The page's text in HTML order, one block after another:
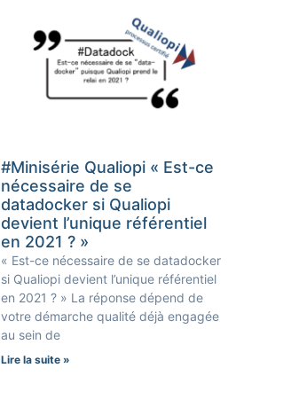
#Minisérie Qualiopi « Est-ce
nécessaire de se
datadocker si Qualiopi
devient l’unique référentiel
en 2021 ? »
« Est-ce nécessaire de se datadocker
si Qualiopi devient l’unique référentiel
en 2021 ? » La réponse dépend de
votre démarche qualité déjà engagée
au sein de
Lire la suite »